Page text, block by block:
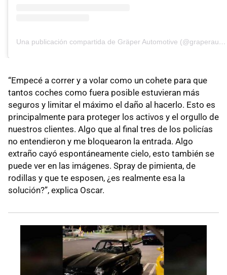
Una publicación compartida de Gräper Automotive (@graperautomotive)
“Empecé a correr y a volar como un cohete para que
tantos coches como fuera posible estuvieran más
seguros y limitar el máximo el daño al hacerlo. Esto es
principalmente para proteger los activos y el orgullo de
nuestros clientes. Algo que al final tres de los policías
no entendieron y me bloquearon la entrada. Algo
extraño cayó espontáneamente cielo, esto también se
puede ver en las imágenes. Spray de pimienta, de
rodillas y que te esposen, ¿es realmente esa la
solución?”, explica Oscar.